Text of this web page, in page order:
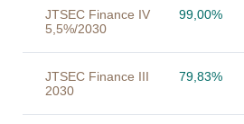
JTSEC Finance IV
5,5%/2030
99,00%
JTSEC Finance III
2030
79,83%